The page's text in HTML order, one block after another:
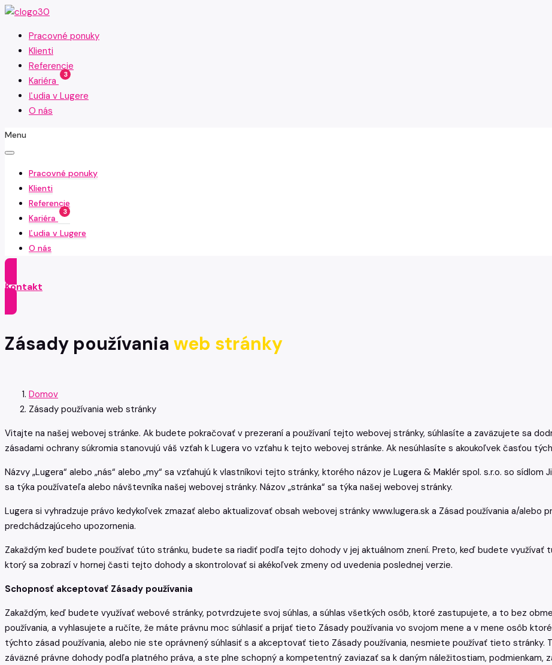
Pracovné ponuky
Klienti
Referencie
Kariéra
3
Ľudia v Lugere
O nás
Menu
Pracovné ponuky
Klienti
Referencie
Kariéra
3
Ľudia v Lugere
O nás
Kontakt
Zásady používania web stránky
Domov
Zásady používania web stránky
Vitajte na našej webovej stránke. Ak budete pokračovať v prezeraní a používaní tejto webovej stránky, súhlasíte a zaväzujete sa
zásadami ochrany súkromia stanovujú váš vzťah k Lugera vo vzťahu k tejto webovej stránke. Ak nesúhlasíte s akoukoľvek časťou
Názvy „Lugera“ alebo „nás“ alebo „my“ sa vzťahujú k vlastníkovi tejto stránky, ktorého názov je Lugera & Maklér spol. s.r.o. so sídlom
sa týka používateľa alebo návštevníka našej webovej stránky. Názov „stránka“ sa týka našej webovej stránky.
Lugera si vyhradzuje právo kedykoľvek zmazať alebo aktualizovať obsah webovej stránky www.lugera.sk a Zásad používania a/alebo
predchádzajúceho upozornenia.
Zakaždým keď budete používať túto stránku, budete sa riadiť podľa tejto dohody v jej aktuálnom znení. Preto, keď budete
ktorý sa zobrazí v hornej časti tejto dohody a skontrolovať si akékoľvek zmeny od uvedenia poslednej verzie.
Schopnosť akceptovať Zásady používania
Zakaždým, keď budete využívať webové stránky, potvrdzujete svoj súhlas, a súhlas všetkých osôb, ktoré zastupujete, a to bez
používania, a vyhlasujete a ručíte, že máte právnu moc súhlasiť a prijať tieto Zásady používania vo svojom mene a v mene osôb
týchto zásad používania, alebo nie ste oprávnený súhlasiť s a akceptovať tieto Zásady používania, nesmiete používať tieto
záväzné právne dohody podľa platného práva, a ste plne schopný a kompetentný zaviazať sa k daným náležitostiam, podmienkam,